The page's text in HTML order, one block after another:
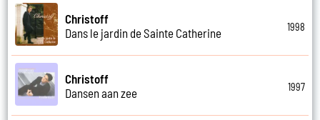
Christoff
Dans le jardin de Sainte Catherine
1998
Christoff
Dansen aan zee
1997